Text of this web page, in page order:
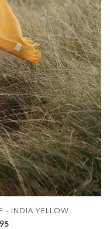
- INDIA YELLOW